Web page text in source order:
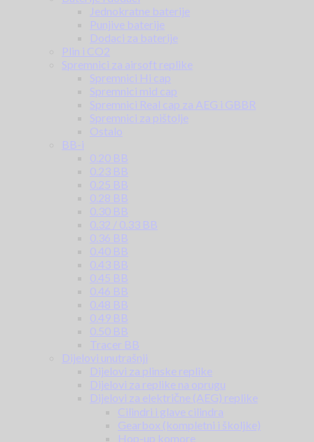
Jednokratne baterije
Punjive baterije
Dodaci za baterije
Plin i CO2
Spremnici za airsoft replike
Spremnici Hi cap
Spremnici mid cap
Spremnici Real cap za AEG i GBBR
Spremnici za pištolje
Ostalo
BB-i
0.20 BB
0.23 BB
0.25 BB
0.28 BB
0.30 BB
0.32 / 0.33 BB
0.36 BB
0.40 BB
0.43 BB
0.45 BB
0.46 BB
0.48 BB
0.49 BB
0.50 BB
Tracer BB
Dijelovi unutrašnji
Dijelovi za plinske replike
Dijelovi za replike na oprugu
Dijelovi za električne (AEG) replike
Cilindri i glave cilindra
Gearbox (kompletni i školjke)
Hop-up komore